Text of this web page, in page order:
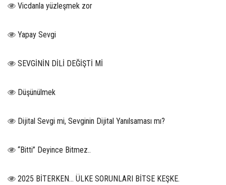
Vicdanla yüzleşmek zor
Yapay Sevgi
SEVGİNİN DİLİ DEĞİŞTİ Mİ
Düşünülmek
Dijital Sevgi mi, Sevginin Dijital Yanılsaması mı?
“Bitti” Deyince Bitmez..
2025 BİTERKEN… ÜLKE SORUNLARI BİTSE KEŞKE.